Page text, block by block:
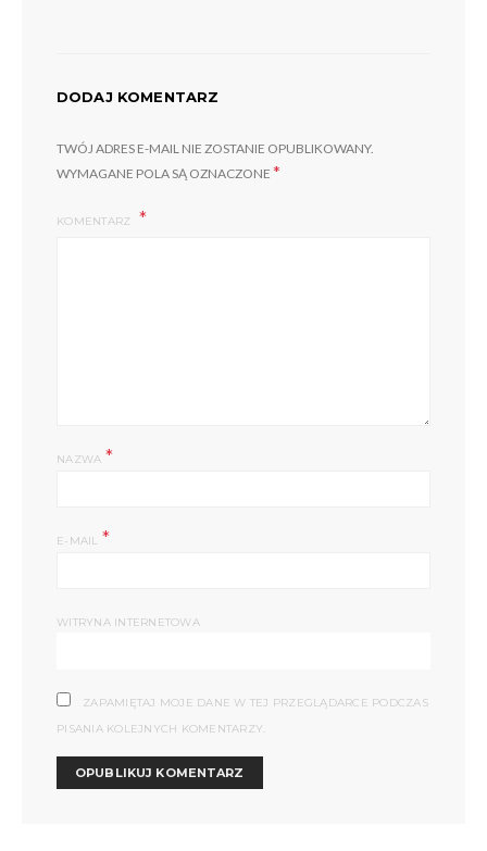
DODAJ KOMENTARZ
TWÓJ ADRES E-MAIL NIE ZOSTANIE OPUBLIKOWANY.
WYMAGANE POLA SĄ OZNACZONE *
KOMENTARZ
NAZWA *
E-MAIL *
WITRYNA INTERNETOWA
ZAPAMIĘTAJ MOJE DANE W TEJ PRZEGLĄDARCE PODCZAS
PISANIA KOLEJNYCH KOMENTARZY.